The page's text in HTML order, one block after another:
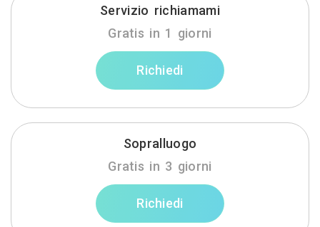
Servizio richiamami
Gratis in 1 giorni
Richiedi
Sopralluogo
Gratis in 3 giorni
Richiedi